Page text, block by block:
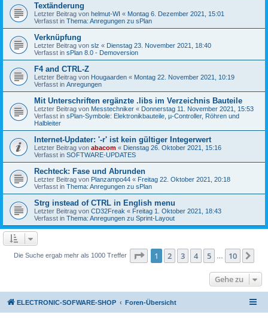
Textänderung
Letzter Beitrag von helmut-WI « Montag 6. Dezember 2021, 15:01
Verfasst in Thema: Anregungen zu sPlan
Verknüpfung
Letzter Beitrag von slz « Dienstag 23. November 2021, 18:40
Verfasst in sPlan 8.0 - Demoversion
F4 and CTRL-Z
Letzter Beitrag von Hougaarden « Montag 22. November 2021, 10:19
Verfasst in Anregungen
Mit Unterschriften ergänzte .libs im Verzeichnis Bauteile
Letzter Beitrag von Messtechniker « Donnerstag 11. November 2021, 15:53
Verfasst in sPlan-Symbole: Elektronikbauteile, µ-Controller, Röhren und
Halbleiter
Internet-Updater: '-r' ist kein gültiger Integerwert
Letzter Beitrag von abacom « Dienstag 26. Oktober 2021, 15:16
Verfasst in SOFTWARE-UPDATES
Rechteck: Fase und Abrunden
Letzter Beitrag von Planzampo44 « Freitag 22. Oktober 2021, 20:18
Verfasst in Thema: Anregungen zu sPlan
Strg instead of CTRL in English menu
Letzter Beitrag von CD32Freak « Freitag 1. Oktober 2021, 18:43
Verfasst in Thema: Anregungen zu Sprint-Layout
Die Suche ergab mehr als 1000 Treffer Seite 1von 10
1 2 3 4 5 10
Gehe zu
ELECTRONIC-SOFWARE-SHOP Foren-Übersicht